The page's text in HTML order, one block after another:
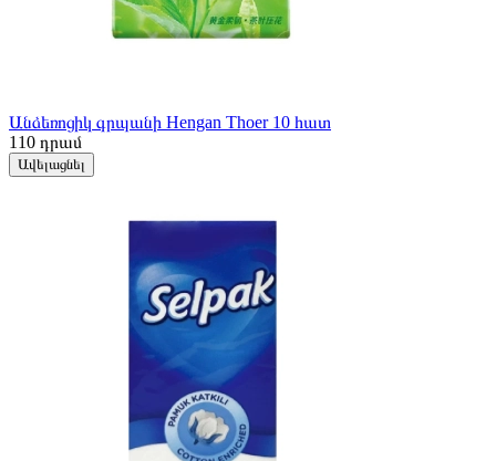
Անձեռոցիկ գրպանի Hengan Thoer 10 հատ
110 դրամ
Ավելացնել